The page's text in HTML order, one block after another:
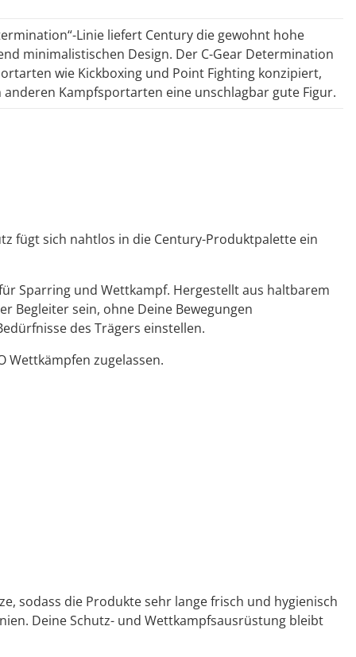
Linie liefert Century die gewohnt hohe
minimalistischen Design. Der C-Gear Determination
wie Kickboxing und Point Fighting konzipiert,
Kampfsportarten eine unschlagbar gute Figur.
fügt sich nahtlos in die Century-Produktpalette ein
Sparring und Wettkampf. Hergestellt aus haltbarem
Begleiter sein, ohne Deine Bewegungen
des Trägers einstellen.
Wettkämpfen zugelassen.
sodass die Produkte sehr lange frisch und hygienisch
Deine Schutz- und Wettkampfsausrüstung bleibt